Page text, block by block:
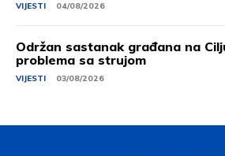
VIJESTI 04/08/2026
Održan sastanak građana na
problema sa strujom
VIJESTI 03/08/2026